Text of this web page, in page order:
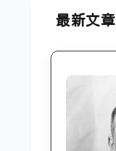
最新文章